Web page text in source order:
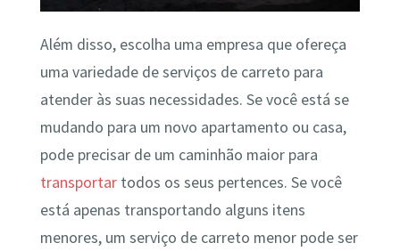
Além disso, escolha uma empresa que ofereça
uma variedade de serviços de carreto para
atender às suas necessidades. Se você está se
mudando para um novo apartamento ou casa,
pode precisar de um caminhão maior para
transportartodos os seus pertences. Se você
está apenas transportando alguns itens
menores, um serviço de carreto menor pode ser